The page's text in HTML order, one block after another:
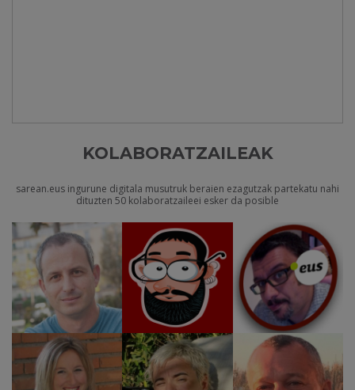
KOLABORATZAILEAK
sarean.eus ingurune digitala musutruk beraien ezagutzak partekatu nahi
dituzten 50 kolaboratzaileei esker da posible